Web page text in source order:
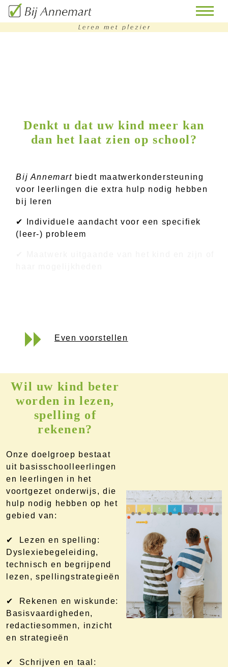
bijles
huiswerkbegeleiding
training
contact
Denkt u dat uw kind meer kan
dan het laat zien op school?
Bij Annemart biedt maatwerkondersteuning
voor leerlingen die extra hulp nodig hebben
bij leren
✔ Individuele aandacht voor een specifiek
(leer-) probleem
Even voorstellen
Wil uw kind beter
worden in lezen,
spelling of
rekenen?
Onze doelgroep bestaat
uit basisschoolleerlingen
en leerlingen in het
voortgezet onderwijs, die
hulp nodig hebben op het
gebied van:
✔ Lezen en spelling:
Dyslexiebegeleiding,
technisch en begrijpend
lezen, spellingstrategieën
✔ Rekenen en wiskunde:
Basisvaardigheden,
redactiesommen, inzicht
en strategieën
✔ Schrijven en taal: